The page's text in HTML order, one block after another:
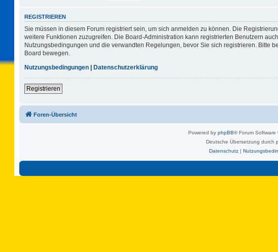
REGISTRIEREN
Sie müssen in diesem Forum registriert sein, um sich anmelden zu können. Die
weitere Funktionen zuzugreifen. Die Board-Administration kann registrierten Benutzern
Nutzungsbedingungen und die verwandten Regelungen, bevor Sie sich registrieren. Bitte
Board bewegen.
Nutzungsbedingungen | Datenschutzerklärung
Registrieren
Foren-Übersicht
Powered by phpBB® Forum Software
Deutsche Übersetzung durch
Datenschutz|